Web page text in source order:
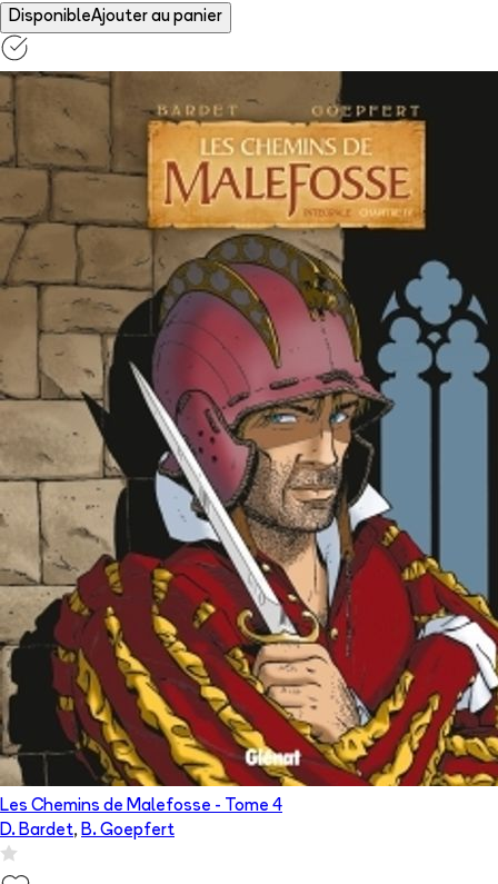
DisponibleAjouter au panier
Les Chemins de Malefosse - Tome 4
D. Bardet, B. Goepfert